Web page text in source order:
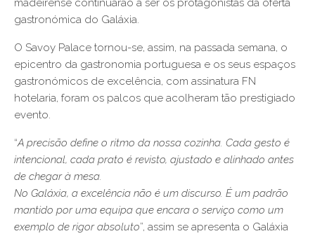
madeirense continuarão a ser os protagonistas da oferta
gastronómica do Galáxia.
O Savoy Palace tornou-se, assim, na passada semana, o
epicentro da gastronomia portuguesa e os seus espaços
gastronómicos de excelência, com assinatura FN
hotelaria, foram os palcos que acolheram tão prestigiado
evento.
“A precisão define o ritmo da nossa cozinha. Cada gesto é
intencional, cada prato é revisto, ajustado e alinhado antes
de chegar à mesa.
No Galáxia, a excelência não é um discurso. É um padrão
mantido por uma equipa que encara o serviço como um
exemplo de rigor absoluto”, assim se apresenta o Galáxia